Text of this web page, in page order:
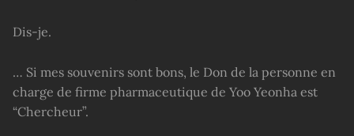
Dis-je.
… Si mes souvenirs sont bons, le Don de la personne en
charge de firme pharmaceutique de Yoo Yeonha est
“Chercheur”.